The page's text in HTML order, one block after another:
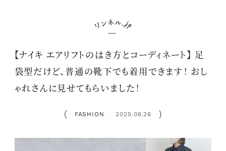
【ナイキ エアリフトのはき方とコーディネート】 足
袋型だけど、普通の靴下でも着用できます！ おし
ゃれさんに見せてもらいました！
FASHION ： 2025.06.26